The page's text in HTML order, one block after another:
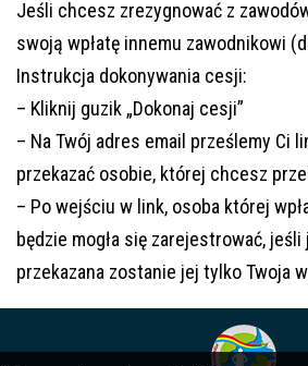
Jeśli chcesz zrezygnować z
swoją wpłatę innemu zawodnikowi
Instrukcja dokonywania cesji:
– Kliknij guzik „Dokonaj cesji”
– Na Twój adres email prześlemy Ci
przekazać osobie, której chcesz
– Po wejściu w link, osoba której
będzie mogła się zarejestrować,
przekazana zostanie jej tylko Twoja